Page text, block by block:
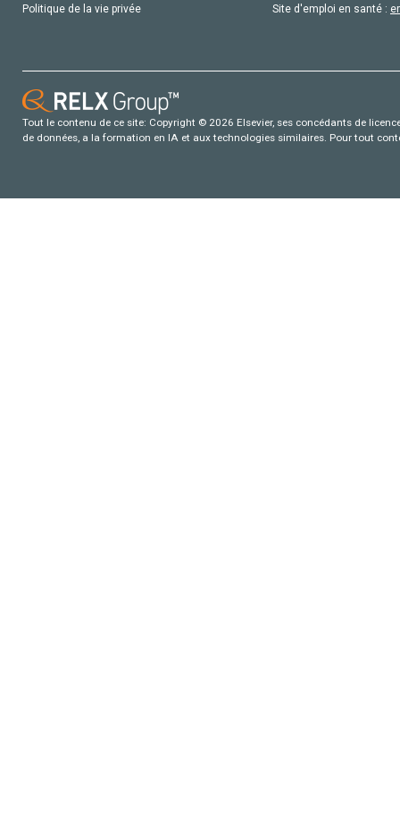
Politique de la vie privée
Site d'emploi en santé :
Tout le contenu de ce site: Copyright © 2026 Elsevier, ses concédants de
de données, a la formation en IA et aux technologies similaires. Pour tout